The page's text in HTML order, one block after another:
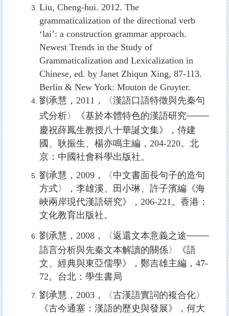
Liu, Cheng-hui. 2012. The
grammaticalization of the directional verb
‘lai’: a construction grammar approach.
Newest Trends in the Study of
Grammaticalization and Lexicalization in
Chinese, ed. by Janet Zhiqun Xing, 87-113.
Berlin & New York: Mouton de Gruyter.
劉承慧，2011，〈漢語口語特徵與先秦句
式分析〉《基於本體特色的漢語研究——
慶祝薛鳳生教授八十華誕文集》，侍建
國、耿振生、楊亦鳴主編，204-220。北
京：中國社會科學出版社。
劉承慧，2009，〈中文書面長句子的造句
方式〉，李雄溪、田小琳、許子濱編《海
峽兩岸現代漢語研究》，206-221。香港：
文化教育出版社。
劉承慧，2008，〈返還文本意義之途——
語言分析與先秦文本解讀的關係〉《語
文、經典與東亞儒學》，鄭吉雄主編，47-
72。台北：學生書局
劉承慧，2003，〈古漢語實詞的複合化〉
《古今通塞：漢語的歷史與發展》，何大